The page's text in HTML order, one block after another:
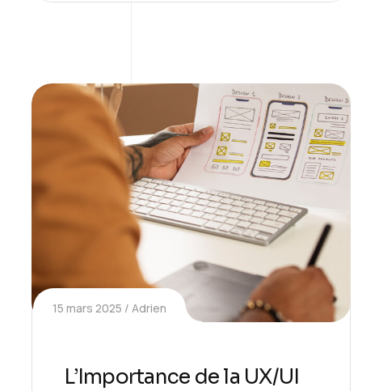
15 mars 2025 Adrien
L’Importance de la UX/UI